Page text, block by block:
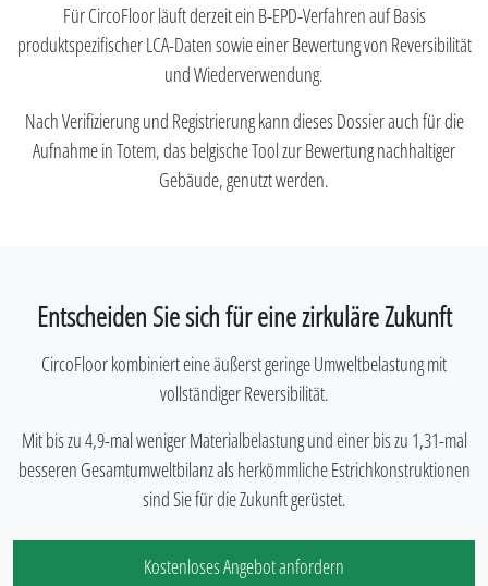
Für CircoFloor läuft derzeit ein B-EPD-Verfahren auf Basis
produktspezifischer LCA-Daten sowie einer Bewertung von Reversibilität
und Wiederverwendung.
Nach Verifizierung und Registrierung kann dieses Dossier auch für die
Aufnahme in Totem, das belgische Tool zur Bewertung nachhaltiger
Gebäude, genutzt werden.
Entscheiden Sie sich für eine zirkuläre Zukunft
CircoFloor kombiniert eine äußerst geringe Umweltbelastung mit
vollständiger Reversibilität.
Mit bis zu 4,9-mal weniger Materialbelastung und einer bis zu 1,31-mal
besseren Gesamtumweltbilanz als herkömmliche Estrichkonstruktionen
sind Sie für die Zukunft gerüstet.
Kostenloses Angebot anfordern